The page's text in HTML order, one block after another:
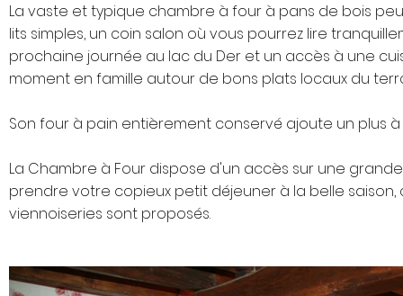
La vaste et typique chambre à four à pans de bois
lits simples, un coin salon où vous pourrez lire
prochaine journée au lac du Der et un accès à une
moment en famille autour de bons plats locaux du
Son four à pain entièrement conservé ajoute un plus
La Chambre à Four dispose d'un accès sur une
prendre votre copieux petit déjeuner à la belle
viennoiseries sont proposés.